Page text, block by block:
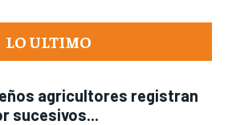
LO ULTIMO
agricultores registran
sucesivos...